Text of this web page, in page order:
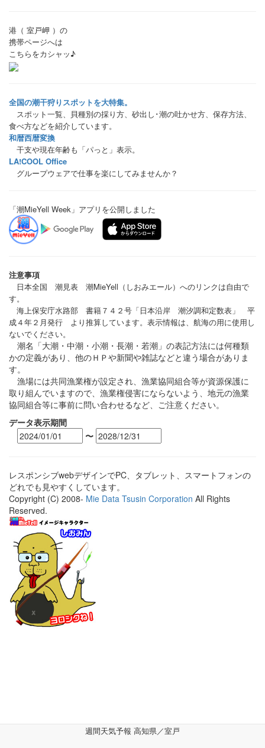
港（ 室戸岬 ）の
携帯ページへは
こちらをカシャッ♪
全国の潮干狩りスポットを大特集。
スポット一覧、貝種別の採り方、砂出し･潮の吐かせ方、保存方法、
食べ方などを紹介しています。
和暦西暦変換
干支や現在年齢も「パっと」表示。
LA!COOL Office
グループウェアで仕事を楽にしてみませんか？
「潮MieYell Week」アプリを公開しました
注意事項
日本全国 潮見表 潮MieYell（しおみエール）へのリンクは自由で
す。
海上保安庁水路部 書籍７４２号「日本沿岸 潮汐調和定数表」 平
成４年２月発行 より推算しています。表示情報は、航海の用に使用し
ないでください。
潮名「大潮・中潮・小潮・長潮・若潮」の表記方法には何種類
かの定義があり、他のＨＰや新聞や雑誌などと違う場合がありま
す。
漁場には共同漁業権が設定され、漁業協同組合等が資源保護に
取り組んでいますので、漁業権侵害にならないよう、地元の漁業
協同組合等に事前に問い合わせるなど、ご注意ください。
データ表示期間
〜
レスポンシブwebデザインでPC、タブレット、スマートフォンの
どれでも見やすくしています。
Copyright (C) 2008- Mie Data Tsusin Corporation All Rights
Reserved.
週間天気予報 高知県／室戸